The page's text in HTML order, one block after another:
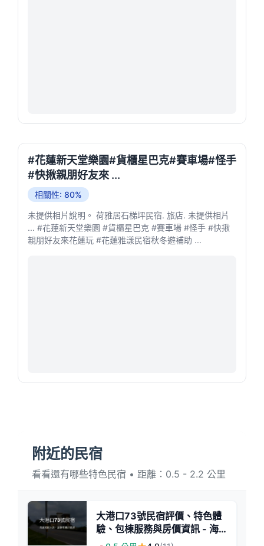
#花蓮新天堂樂園#貨櫃星巴克#賽車場#怪手
#快揪親朋好友來 ...
相關性: 80%
未提供相片說明。 荷雅居石梯坪民宿. 旅店. 未提供相片
... #花蓮新天堂樂園 #貨櫃星巴克 #賽車場 #怪手 #快揪
親朋好友來花蓮玩 #花蓮雅漾民宿秋冬遊補助 ...
附近的民宿
看看還有哪些特色民宿 • 距離：0.5 - 2.2 公里
大港口73號民宿評價、特色體
驗、包棟服務與房價資訊 - 海
邊寬敞舒適住宿